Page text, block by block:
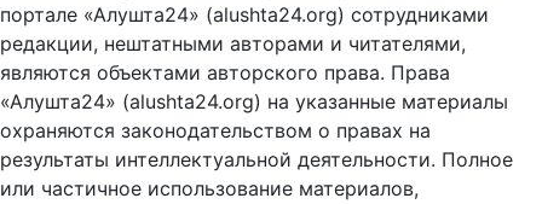
портале «Алушта24» (alushta24.org) сотрудниками
редакции, нештатными авторами и читателями,
являются объектами авторского права. Права
«Алушта24» (alushta24.org) на указанные материалы
охраняются законодательством о правах на
результаты интеллектуальной деятельности. Полное
или частичное использование материалов,